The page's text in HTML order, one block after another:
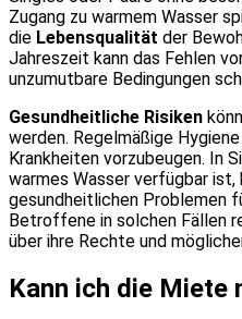
Zugang zu warmem Wasser
die Lebensqualität der
Jahreszeit kann das Fehlen
unzumutbare Bedingungen
Gesundheitliche Risiken
werden. Regelmäßige
Krankheiten vorzubeugen. In
warmes Wasser verfügbar ist,
gesundheitlichen Problemen
Betroffene in solchen Fällen
über ihre Rechte und
Kann ich die Miete